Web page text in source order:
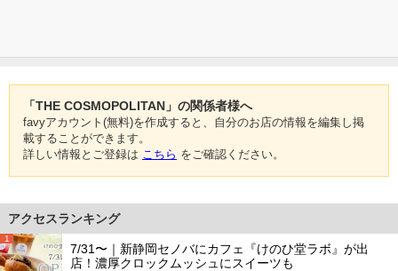
「THE COSMOPOLITAN」の関係者様へ
favyアカウント(無料)を作成すると、自分のお店の情報を編集し掲
載することができます。
詳しい情報とご登録は こちら をご確認ください。
アクセスランキング
1
7/31〜｜新静岡セノバにカフェ『けのひ堂ラボ』が出
店！濃厚クロックムッシュにスイーツも